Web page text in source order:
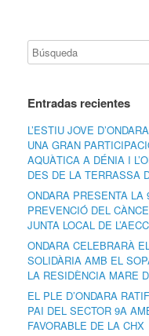
Entradas recientes
L’ESTIU JOVE
UNA GRAN
AQUÀTICA A DÉNIA I
DES DE LA TERRASSA
ONDARA PRESENTA LA
PREVENCIÓ DEL
JUNTA LOCAL DE L’AECC
ONDARA CELEBRARÀ
SOLIDÀRIA AMB EL
LA RESIDÈNCIA MARE
EL PLE D’ONDARA
PAI DEL SECTOR 9A
FAVORABLE DE LA CHX